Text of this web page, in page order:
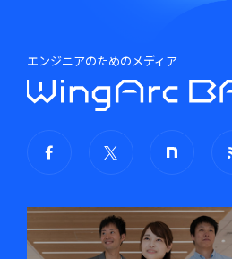
# オウンドメディアリク
# オフィス
#
# カスタマーエクス
# カスタマーサ
# カルチャーコミッティ
# ソフトウェア
エンジニアのためのメディア